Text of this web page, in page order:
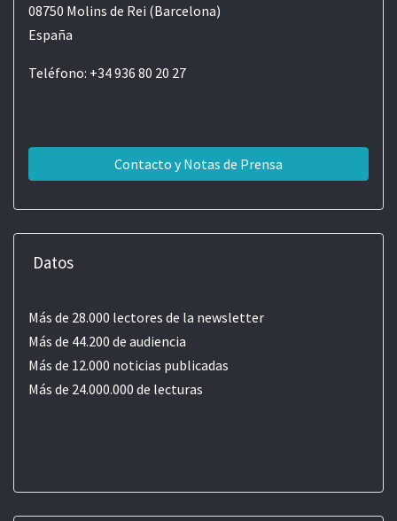
08750 Molins de Rei (Barcelona)
España
Teléfono: +34 936 80 20 27
Contacto y Notas de Prensa
Datos
Más de 28.000 lectores de la newsletter
Más de 44.200 de audiencia
Más de 12.000 noticias publicadas
Más de 24.000.000 de lecturas